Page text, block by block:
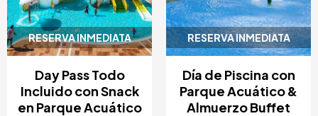
RESERVA INMEDIATA
Day Pass Todo
Incluido con Snack
en Parque Acuático
RESERVA INMEDIATA
Día de Piscina con
Parque Acuático &
Almuerzo Buffet